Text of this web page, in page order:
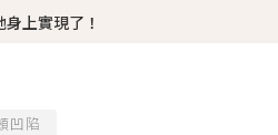
上實現了！
凹陷